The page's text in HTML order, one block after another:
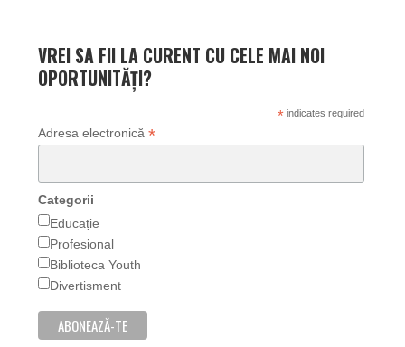
VREI SA FII LA CURENT CU CELE MAI NOI
OPORTUNITĂȚI?
*indicates required
Adresa electronică *
Categorii
Educație
Profesional
Biblioteca Youth
Divertisment